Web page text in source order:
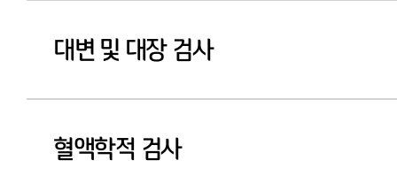
대변 및 대장 검사
혈액학적 검사